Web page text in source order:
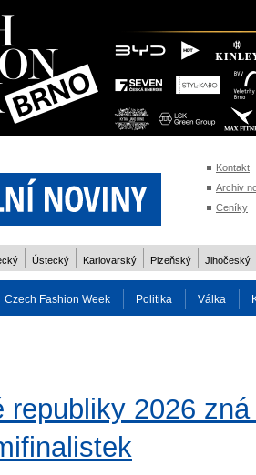
Kontakt
Archiv
Ceníky
Ústecký Karlovarský Plzeňský Jihočeský
Czech Fashion Week Politika Válka
republiky 2026